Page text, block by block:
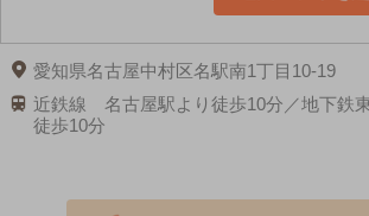
愛知県名古屋中村区名駅南1丁目10-19
近鉄線 名古屋駅より徒歩10分／地下鉄
徒歩10分